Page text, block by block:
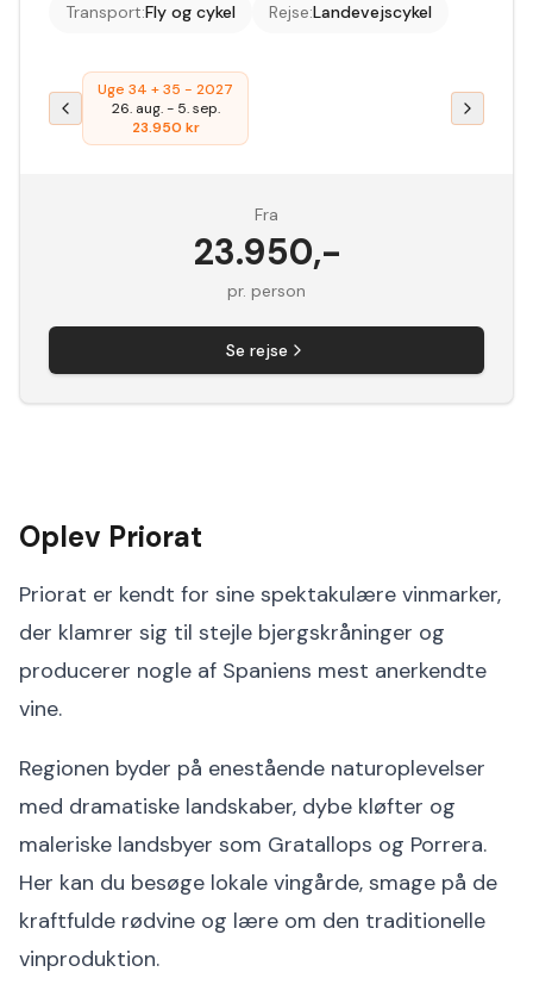
Transport:Fly og cykel Rejse:Landevejscykel
Uge 34 + 35 - 2027
26. aug.- 5. sep.
23.950 kr
Fra
23.950,-
pr. person
Se rejse
Oplev Priorat
Priorat er kendt for sine spektakulære vinmarker,
der klamrer sig til stejle bjergskråninger og
producerer nogle af Spaniens mest anerkendte
vine.
Regionen byder på enestående naturoplevelser
med dramatiske landskaber, dybe kløfter og
maleriske landsbyer som Gratallops og Porrera.
Her kan du besøge lokale vingårde, smage på de
kraftfulde rødvine og lære om den traditionelle
vinproduktion.